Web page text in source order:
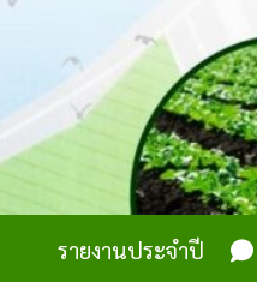
รายงานประจำปี